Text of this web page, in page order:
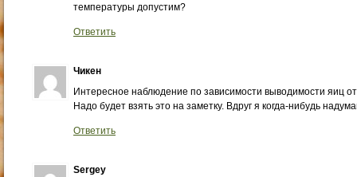
температуры допустим?
Ответить
Чикен
Интересное наблюдение по зависимости выводимости яиц от
Надо будет взять это на заметку. Вдруг я когда-нибудь
Ответить
Sergey